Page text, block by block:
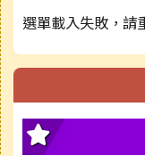
選單載入失敗，請